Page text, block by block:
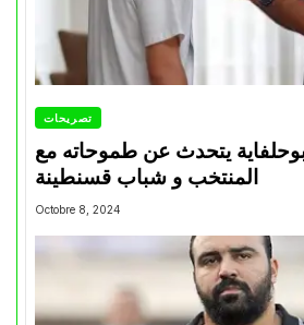
تصريحات
يتحدث عن طموحاته مع
المنتخب و شباب قسنطينة
Octobre 8, 2024